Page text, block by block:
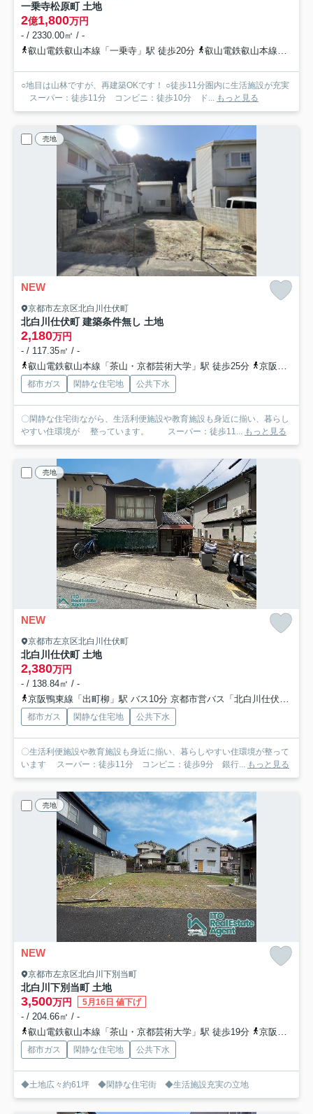
一乗寺松原町 土地
2億1,800万円
- / 2330.00㎡ / -
叡山電鉄叡山本線「一乗寺」駅 徒歩20分
叡山電鉄叡山本線「修学院」駅 徒歩19分
○地目は山林ですが、再建築OKです！ ○徒歩11分圏内に生活施設が充実
スーパー：徒歩11分 コンビニ：徒歩10分 ド... もっと見る
売地
NEW
京都市左京区北白川仕伏町
北白川仕伏町 建築条件無し 土地
2,180万円
- / 117.35㎡ / -
叡山電鉄叡山本線「茶山・京都芸術大学」駅 徒歩25分
京阪鴨東線「出町柳」駅 徒歩31分
都市ガス 閑静な住宅地 公共下水
〇閑静な住宅街ながら、生活利便施設や教育施設も身近に揃い、暮らし
やすい住環境が 整っています。 スーパー：徒歩11...
もっと見る
売地
NEW
京都市左京区北白川仕伏町
北白川仕伏町 土地
2,380万円
- / 138.84㎡ / -
京阪鴨東線「出町柳」駅 バス10分 京都市営バス「北白川仕伏町」 停歩5分
都市ガス 閑静な住宅地 公共下水
〇生活利便施設や教育施設も身近に揃い、暮らしやすい住環境が整って
います スーパー：徒歩11分 コンビニ：徒歩9分 銀行...
もっと見る
売地
NEW
京都市左京区北白川下別当町
北白川下別当町 土地
3,500万円 5月16日 値下げ
- / 204.66㎡ / -
叡山電鉄叡山本線「茶山・京都芸術大学」駅 徒歩19分
京阪鴨東線「出町柳」駅 バス9分 京都市営バス「上池田町」 停歩4分
都市ガス 閑静な住宅地 公共下水
◆土地広々約61坪 ◆閑静な住宅街 ◆生活施設充実の立地